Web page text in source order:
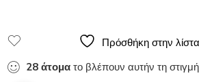
Πρόσθήκη στην
28 άτομα το βλέπουν αυτήν τη στιγμή